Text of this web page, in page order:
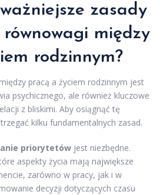
zasady
między
rodzinnym?
pracą a życiem rodzinnym jest
psychicznego, ale również kluczowe
z bliskimi. Aby osiągnąć tę
kilku fundamentalnych zasad.
priorytetów jest niezbędne.
aspekty życia mają największe
zarówno w pracy, jak i w
decyzji dotyczących czasu